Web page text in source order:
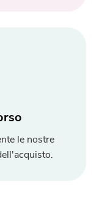
le nostre
su
per il
Se